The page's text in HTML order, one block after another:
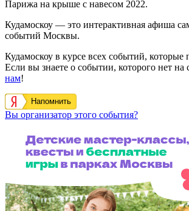
Парижа на крыше с навесом 2022.
Кудамоскоу — это интерактивная афиша
событий Москвы.
Кудамоскоу в курсе всех событий,
Если вы знаете о событии, которого нет на
нам!
Напомнить
Вы организатор этого события?